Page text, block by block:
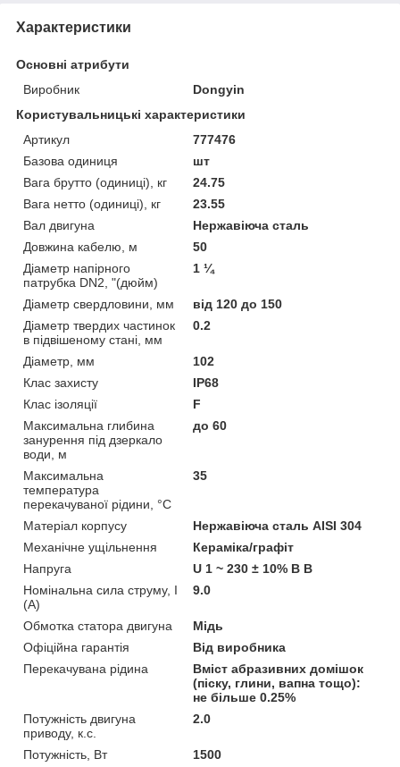
Характеристики
Основні атрибути
Виробник
Dongyin
Користувальницькі характеристики
Артикул
777476
Базова одиниця
шт
Вага брутто (одиниці), кг
24.75
Вага нетто (одиниці), кг
23.55
Вал двигуна
Нержавіюча сталь
Довжина кабелю, м
50
Діаметр напірного
патрубка DN2, "(дюйм)
1 ¼
Діаметр свердловини, мм
від 120 до 150
Діаметр твердих частинок
в підвішеному стані, мм
0.2
Діаметр, мм
102
Клас захисту
IP68
Клас ізоляції
F
Максимальна глибина
занурення під дзеркало
води, м
до 60
Максимальна
температура
перекачуваної рідини, °C
35
Матеріал корпусу
Нержавіюча сталь AISI 304
Механічне ущільнення
Кераміка/графіт
Напруга
U 1 ~ 230 ± 10% В В
Номінальна сила струму, I
(А)
9.0
Обмотка статора двигуна
Мідь
Офіційна гарантія
Від виробника
Перекачувана рідина
Вміст абразивних домішок
(піску, глини, вапна тощо):
не більше 0.25%
Потужність двигуна
приводу, к.с.
2.0
Потужність, Вт
1500